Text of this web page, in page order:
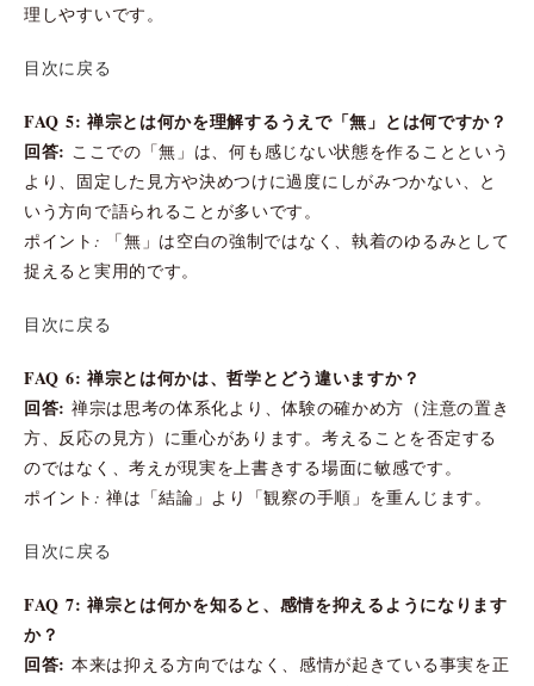
理しやすいです。
目次に戻る
FAQ 5: 禅宗とは何かを理解するうえで「無」とは何ですか？
回答: ここでの「無」は、何も感じない状態を作ることという
より、固定した見方や決めつけに過度にしがみつかない、と
いう方向で語られることが多いです。
ポイント: 「無」は空白の強制ではなく、執着のゆるみとして
捉えると実用的です。
目次に戻る
FAQ 6: 禅宗とは何かは、哲学とどう違いますか？
回答: 禅宗は思考の体系化より、体験の確かめ方（注意の置き
方、反応の見方）に重心があります。考えることを否定する
のではなく、考えが現実を上書きする場面に敏感です。
ポイント: 禅は「結論」より「観察の手順」を重んじます。
目次に戻る
FAQ 7: 禅宗とは何かを知ると、感情を抑えるようになります
か？
回答: 本来は抑える方向ではなく、感情が起きている事実を正